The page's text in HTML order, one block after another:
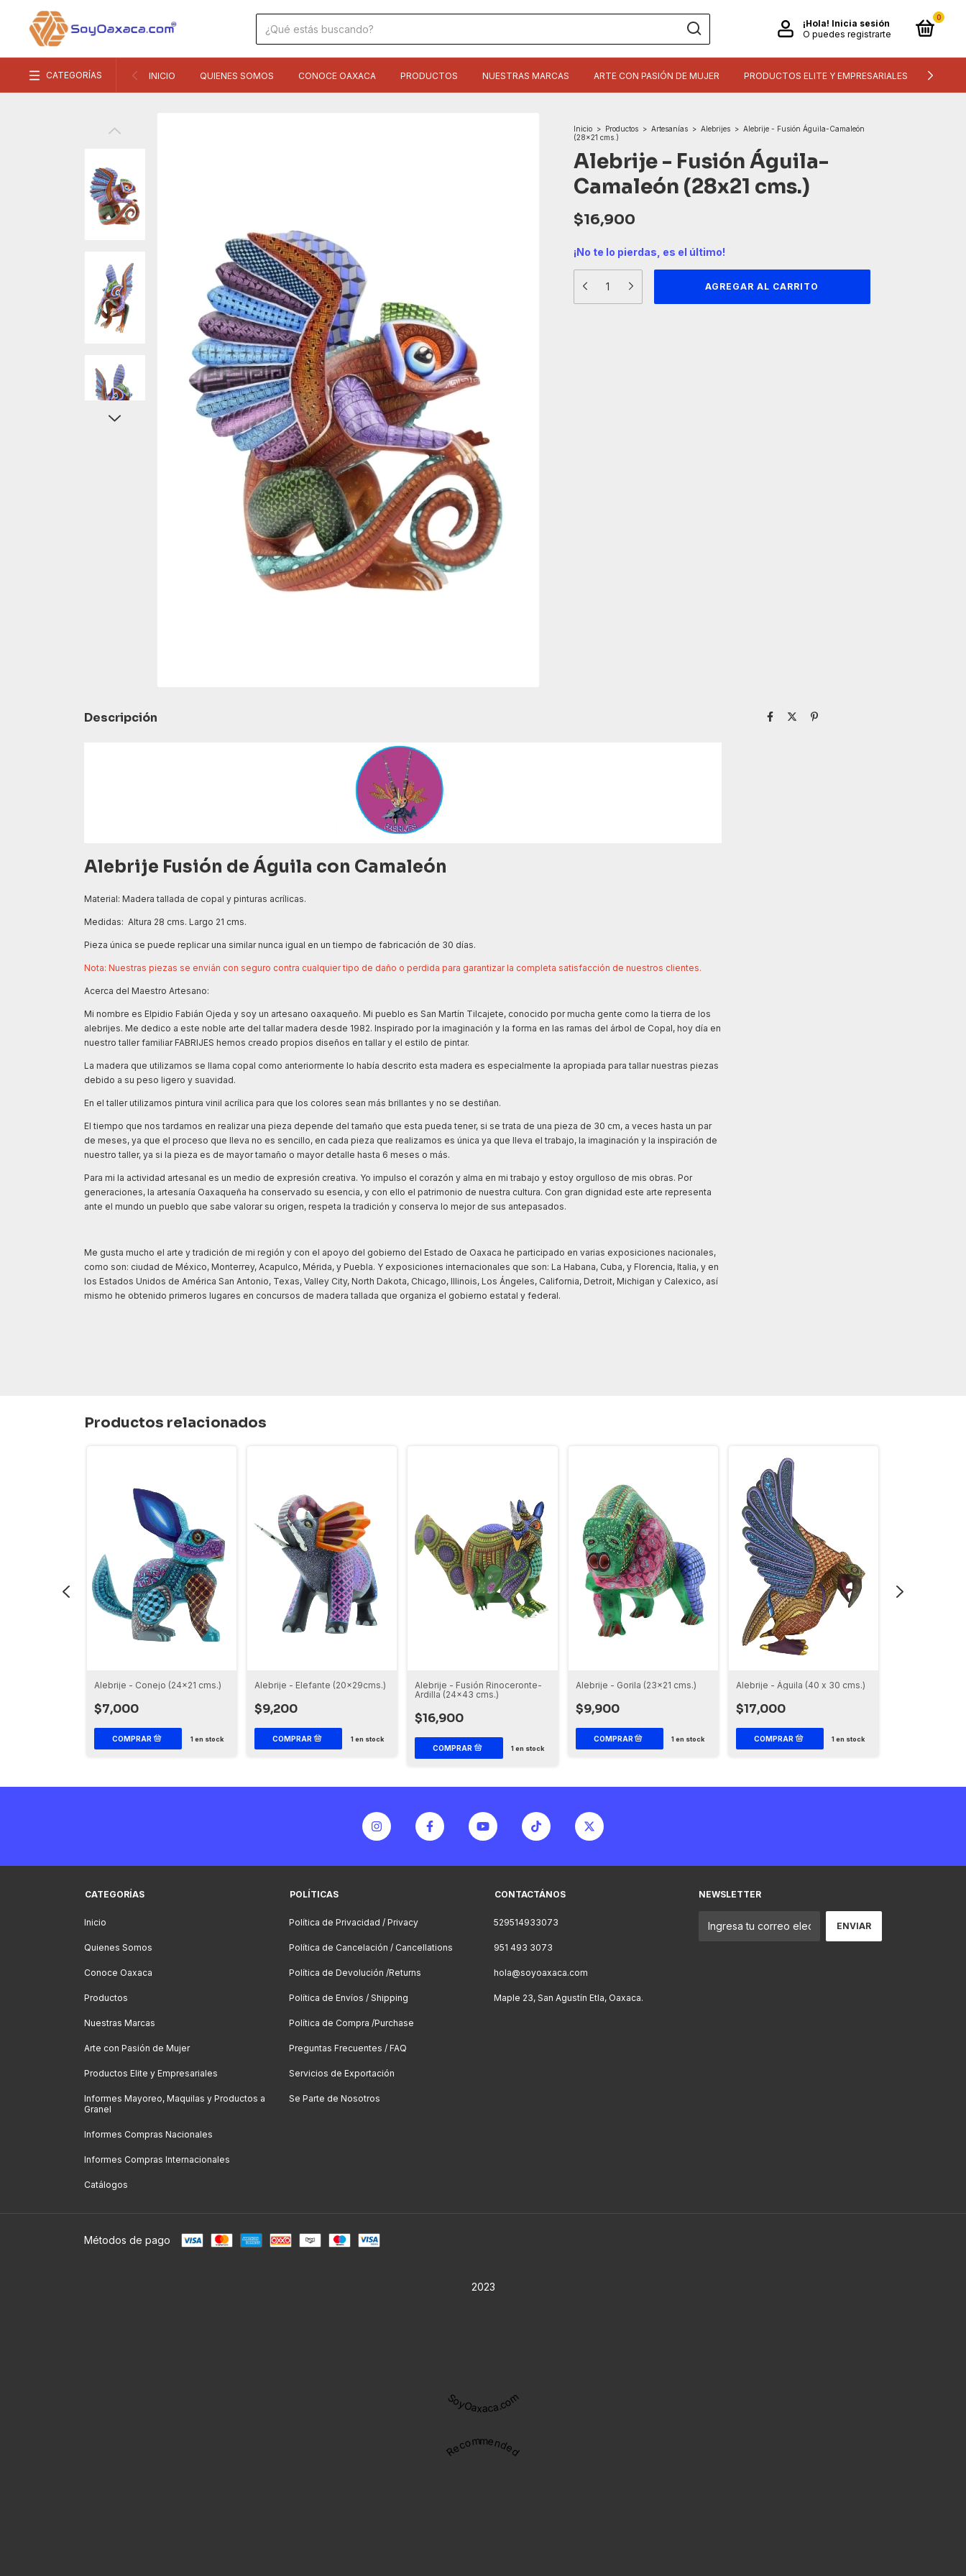
¡Hola! Inicia sesión
O puedes registrarte
0
CATEGORÍAS INICIO QUIENES SOMOS CONOCE OAXACA PRODUCTOS NUESTRAS MARCAS ARTE CON PASIÓN DE MUJER PRODUCTOS ELITE Y EMPRESARIALES
Inicio > Productos > Artesanías > Alebrijes > Alebrije - Fusión Águila-Camaleón
(28x21 cms.)
Alebrije - Fusión Águila-
Camaleón (28x21 cms.)
$16,900
¡No te lo pierdas, es el último!
Descripción
Alebrije Fusión de Águila con Camaleón
Material: Madera tallada de copal y pinturas acrílicas.
Medidas: Altura 28 cms. Largo 21 cms.
Pieza única se puede replicar una similar nunca igual en un tiempo de fabricación de 30 días.
Nota: Nuestras piezas se envián con seguro contra cualquier tipo de daño o perdida para garantizar la completa satisfacción de nuestros clientes.
Acerca del Maestro Artesano:
Mi nombre es Elpidio Fabián Ojeda y soy un artesano oaxaqueño. Mi pueblo es San Martín Tilcajete, conocido por mucha gente como la tierra de los
alebrijes. Me dedico a este noble arte del tallar madera desde 1982. Inspirado por la imaginación y la forma en las ramas del árbol de Copal, hoy día en
nuestro taller familiar FABRIJES hemos creado propios diseños en tallar y el estilo de pintar.
La madera que utilizamos se llama copal como anteriormente lo había descrito esta madera es especialmente la apropiada para tallar nuestras piezas
debido a su peso ligero y suavidad.
En el taller utilizamos pintura vinil acrílica para que los colores sean más brillantes y no se destiñan.
El tiempo que nos tardamos en realizar una pieza depende del tamaño que esta pueda tener, si se trata de una pieza de 30 cm, a veces hasta un par
de meses, ya que el proceso que lleva no es sencillo, en cada pieza que realizamos es única ya que lleva el trabajo, la imaginación y la inspiración de
nuestro taller, ya si la pieza es de mayor tamaño o mayor detalle hasta 6 meses o más.
Para mi la actividad artesanal es un medio de expresión creativa. Yo impulso el corazón y alma en mi trabajo y estoy orgulloso de mis obras. Por
generaciones, la artesanía Oaxaqueña ha conservado su esencia, y con ello el patrimonio de nuestra cultura. Con gran dignidad este arte representa
ante el mundo un pueblo que sabe valorar su origen, respeta la tradición y conserva lo mejor de sus antepasados.
Me gusta mucho el arte y tradición de mi región y con el apoyo del gobierno del Estado de Oaxaca he participado en varias exposiciones nacionales,
como son: ciudad de México, Monterrey, Acapulco, Mérida, y Puebla. Y exposiciones internacionales que son: La Habana, Cuba, y Florencia, Italia, y en
los Estados Unidos de América San Antonio, Texas, Valley City, North Dakota, Chicago, Illinois, Los Ángeles, California, Detroit, Michigan y Calexico, así
mismo he obtenido primeros lugares en concursos de madera tallada que organiza el gobierno estatal y federal.
Productos relacionados
Alebrije - Conejo (24x21 cms.)
$7,000
1 en stock
Alebrije - Elefante (20x29cms.)
$9,200
1 en stock
Alebrije - Fusión Rinoceronte-
Ardilla (24x43 cms.)
$16,900
1 en stock
Alebrije - Gorila (23x21 cms.)
$9,900
1 en stock
Alebrije - Águila (40 x 30 cms.)
$17,000
1 en stock
CATEGORÍAS
Inicio
Quienes Somos
Conoce Oaxaca
Productos
Nuestras Marcas
Arte con Pasión de Mujer
Productos Elite y Empresariales
Informes Mayoreo, Maquilas y Productos a
Granel
Informes Compras Nacionales
Informes Compras Internacionales
Catálogos
POLÍTICAS
Política de Privacidad / Privacy
Política de Cancelación / Cancellations
Política de Devolución /Returns
Política de Envíos / Shipping
Política de Compra /Purchase
Preguntas Frecuentes / FAQ
Servicios de Exportación
Se Parte de Nosotros
CONTACTÁNOS
529514933073
951 493 3073
hola@soyoaxaca.com
Maple 23, San Agustín Etla, Oaxaca.
NEWSLETTER
Métodos de pago
2023
SoyOaxaca.com
Recommended